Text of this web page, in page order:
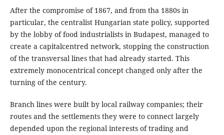
After the compromise of 1867, and from tha 1880s in
particular, the centralist Hungarian state policy, supported
by the lobby of food industrialists in Budapest, managed to
create a capitalcentred network, stopping the construction
of the transversal lines that had already started. This
extremely monocentrical concept changed only after the
turning of the century.
Branch lines were built by local railway companies; their
routes and the settlements they were to connect largely
depended upon the regional interests of trading and